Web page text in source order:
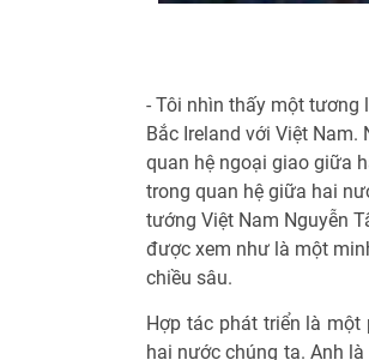
- Tôi nhìn thấy một tương
Bắc Ireland với Việt
quan hệ ngoại giao giữa
trong quan hệ giữa hai
tướng Việt Nam Nguyễn
được xem như là một
chiều sâu.
Hợp tác phát triển là
hai nước chúng ta. Anh